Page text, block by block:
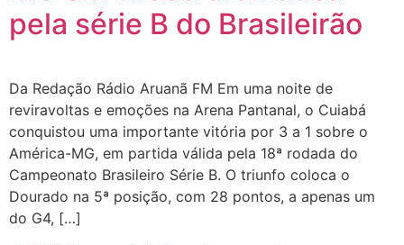
pela série B do Brasileirão
Da Redação Rádio Aruanã FM Em uma noite de
reviravoltas e emoções na Arena Pantanal, o Cuiabá
conquistou uma importante vitória por 3 a 1 sobre o
América-MG, em partida válida pela 18ª rodada do
Campeonato Brasileiro Série B. O triunfo coloca o
Dourado na 5ª posição, com 28 pontos, a apenas um
do G4, […]